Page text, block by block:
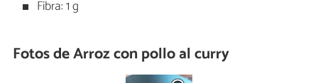
Fibra: 1 g
Fotos de Arroz con pollo al curry